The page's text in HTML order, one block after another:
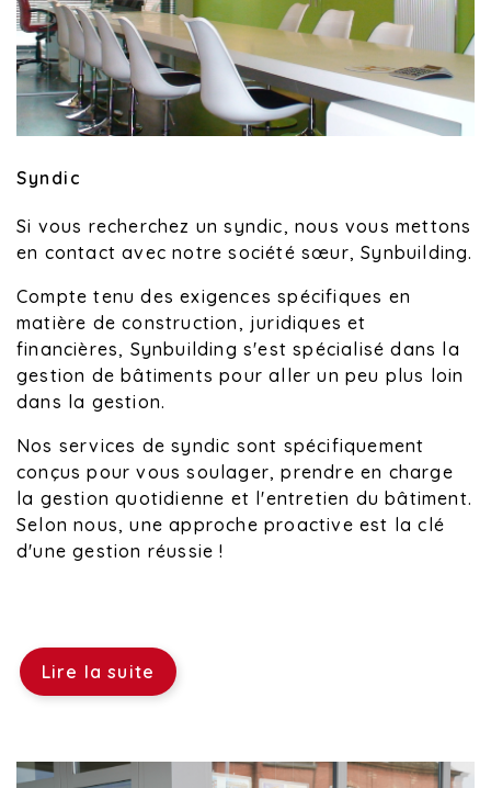
Syndic
Si vous recherchez un syndic, nous vous mettons
en contact avec notre société sœur, Synbuilding.
Compte tenu des exigences spécifiques en
matière de construction, juridiques et
financières, Synbuilding s'est spécialisé dans la
gestion de bâtiments pour aller un peu plus loin
dans la gestion.
Nos services de syndic sont spécifiquement
conçus pour vous soulager, prendre en charge
la gestion quotidienne et l'entretien du bâtiment.
Selon nous, une approche proactive est la clé
d'une gestion réussie !
Lire la suite